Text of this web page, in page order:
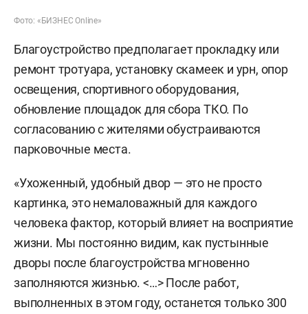
Фото: «БИЗНЕС Online»
Благоустройство предполагает прокладку или
ремонт тротуара, установку скамеек и урн, опор
освещения, спортивного оборудования,
обновление площадок для сбора ТКО. По
согласованию с жителями обустраиваются
парковочные места.
«Ухоженный, удобный двор — это не просто
картинка, это немаловажный для каждого
человека фактор, который влияет на восприятие
жизни. Мы постоянно видим, как пустынные
дворы после благоустройства мгновенно
заполняются жизнью. <…> После работ,
выполненных в этом году, останется только 300